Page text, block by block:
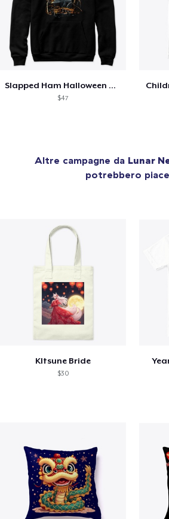
Slapped Ham Halloween Hoodie
$47
Altre campagne da Lunar
potrebbero
KItsune Bride
$30